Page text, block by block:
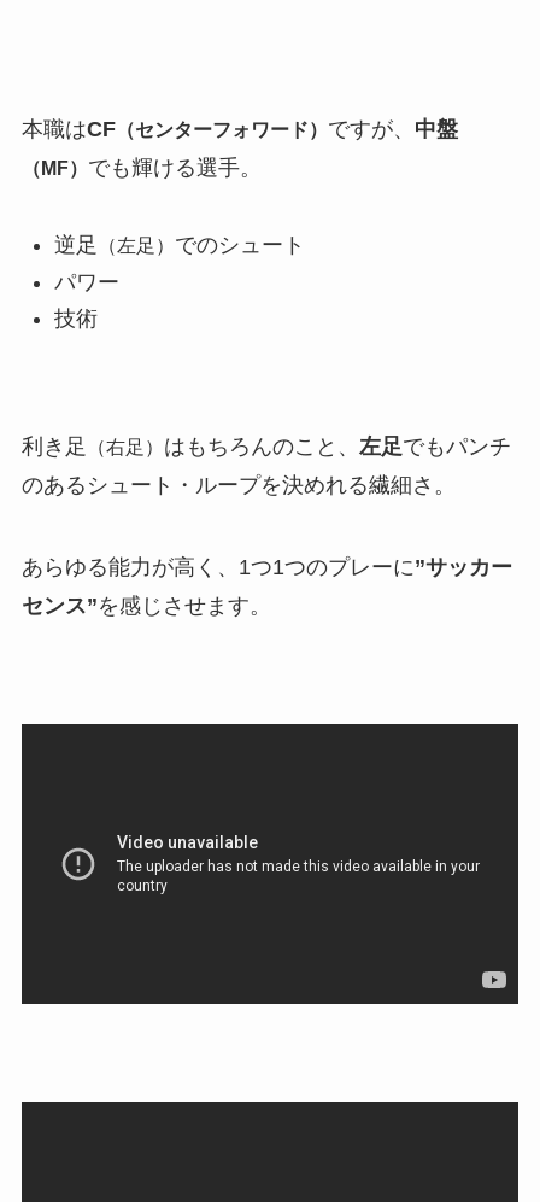
本職はCF（センターフォワード） ですが、 中盤
（MF） でも輝ける選手。
逆足 （左足） でのシュート
パワー
技術
利き足 （右足） はもちろんのこと、 左足でもパンチ
のあるシュート・ループを決めれる繊細さ。
あらゆる能力が高く、1つ1つのプレーに”サッカー
センス”を感じさせます。